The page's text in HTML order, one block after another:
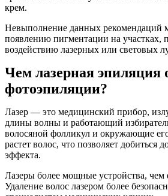
крем.
Невыполнение данных рекомендаций
появлению пигментации на участках,
воздействию лазерных или световых
Чем лазерная эпиляция
фотоэпиляции?
Лазер — это медицинский прибор,
длины волны и работающий
волосяной фолликул и окружающие
растет волос, что позволяет добиться
эффекта.
Лазеры более мощные устройства,
Удаление волос лазером более